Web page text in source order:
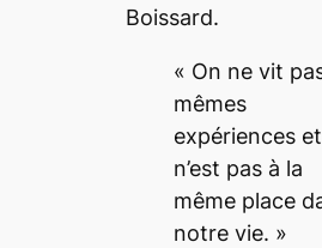
Boissard.
« On ne vit
mêmes
expériences
n’est pas à la
même place
notre vie. »